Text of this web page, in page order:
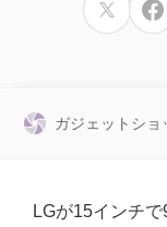
ガジェットショ
LGが15インチ